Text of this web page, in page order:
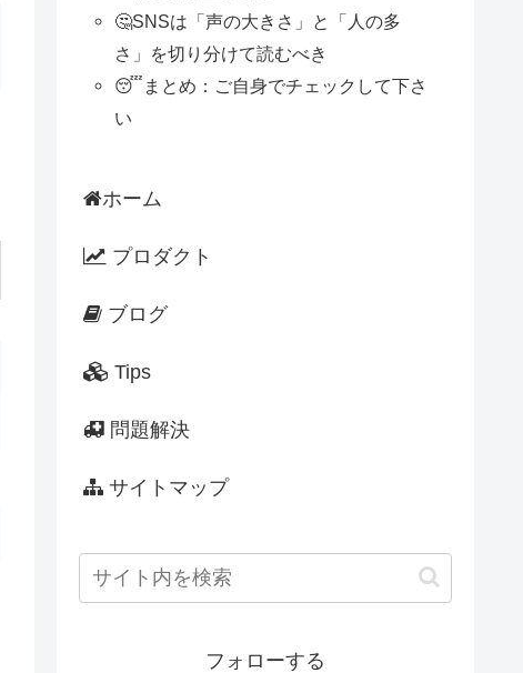
🤔SNSは「声の大きさ」と「人の多
さ」を切り分けて読むべき
😴まとめ：ご自身でチェックして下さ
い
ホーム
プロダクト
ブログ
Tips
問題解決
サイトマップ
フォローする